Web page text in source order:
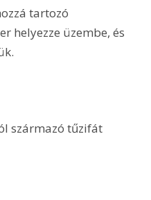
helyezze üzembe, és
származó tűzifát